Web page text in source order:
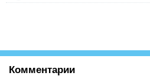
Комментарии